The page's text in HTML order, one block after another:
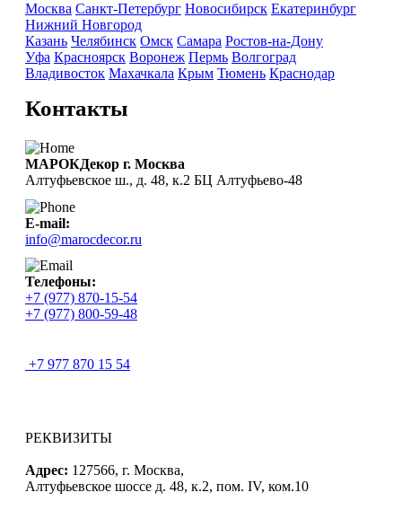
Москва Санкт-Петербург Новосибирск Екатеринбург
Нижний Новгород
Казань Челябинск Омск Самара Ростов-на-Дону
Уфа Красноярск Воронеж Пермь Волгоград
Владивосток Махачкала Крым Тюмень Краснодар
Контакты
МАРОКДекор г. Москва
Алтуфьевское ш., д. 48, к.2 БЦ Алтуфьево-48
E-mail:
info@marocdecor.ru
Телефоны:
+7 (977) 870-15-54
+7 (977) 800-59-48
+7 977 870 15 54
РЕКВИЗИТЫ
Адрес: 127566, г. Москва,
Алтуфьевское шоссе д. 48, к.2, пом. IV, ком.10